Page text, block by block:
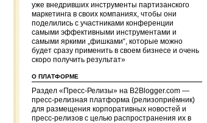
уже внедривших инструменты партизанского
маркетинга в своих компаниях, чтобы они
поделились с участниками конференции
самыми эффективными инструментами и
самыми яркими „фишками“, которые можно
будет сразу применить в своем бизнесе и очень
скоро получить результат»
О ПЛАТФОРМЕ
Раздел «Пресс-Релизы» на B2Blogger.com —
пресс-релизная платформа (релизоприёмник)
для размещения корпоративных новостей и
пресс-релизов с целью распространения их в